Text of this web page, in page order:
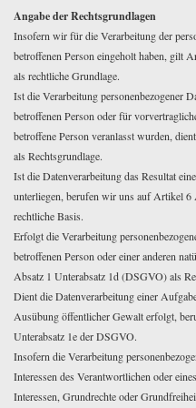
Angabe der Rechtsgrundlagen
Insofern wir für die Verarbeitung der
betroffenen Person eingeholt haben, gilt
als rechtliche Grundlage.
Ist die Verarbeitung personenbezogener
betroffenen Person oder für
betroffene Person veranlasst wurden,
als Rechtsgrundlage.
Ist die Datenverarbeitung das Resultat
unterliegen, berufen wir uns auf Artikel 6
rechtliche Basis.
Erfolgt die Verarbeitung
betroffenen Person oder einer anderen
Absatz 1 Unterabsatz 1d (DSGVO) als
Dient die Datenverarbeitung einer
Ausübung öffentlicher Gewalt erfolgt,
Unterabsatz 1e der DSGVO.
Insofern die Verarbeitung
Interessen des Verantwortlichen oder
Interessen, Grundrechte oder